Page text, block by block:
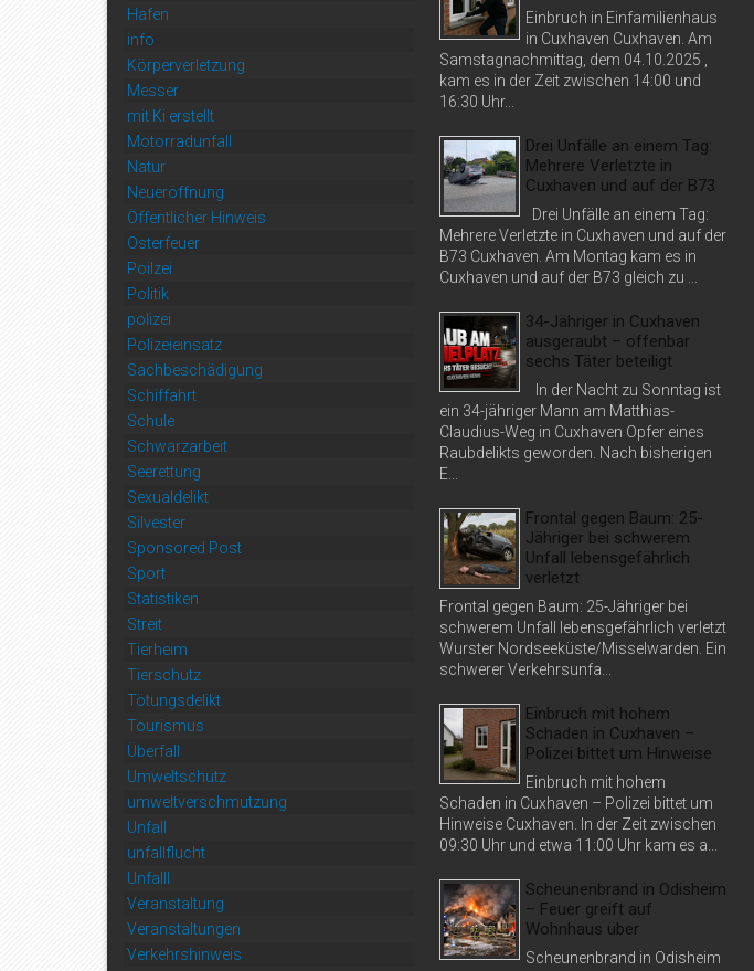
Hafen
info
Körperverletzung
Messer
mit Ki erstellt
Motorradunfall
Natur
Neueröffnung
Öffentlicher Hinweis
Osterfeuer
Poilzei
Politik
polizei
Polizeieinsatz
Sachbeschädigung
Schiffahrt
Schule
Schwarzarbeit
Seerettung
Sexualdelikt
Silvester
Sponsored Post
Sport
Statistiken
Streit
Tierheim
Tierschutz
Tötungsdelikt
Tourismus
Überfall
Umweltschutz
umweltverschmutzung
Unfall
unfallflucht
Unfalll
Veranstaltung
Veranstaltungen
Verkehrshinweis
Einbruch in Einfamilienhaus
in Cuxhaven Cuxhaven. Am
Samstagnachmittag, dem 04.10.2025 ,
kam es in der Zeit zwischen 14:00 und
16:30 Uhr...
Drei Unfälle an einem Tag:
Mehrere Verletzte in
Cuxhaven und auf der B73
Drei Unfälle an einem Tag:
Mehrere Verletzte in Cuxhaven und auf der
B73 Cuxhaven. Am Montag kam es in
Cuxhaven und auf der B73 gleich zu ...
34-Jähriger in Cuxhaven
ausgeraubt – offenbar
sechs Täter beteiligt
In der Nacht zu Sonntag ist
ein 34-jähriger Mann am Matthias-
Claudius-Weg in Cuxhaven Opfer eines
Raubdelikts geworden. Nach bisherigen
E...
Frontal gegen Baum: 25-
Jähriger bei schwerem
Unfall lebensgefährlich
verletzt
Frontal gegen Baum: 25-Jähriger bei
schwerem Unfall lebensgefährlich verletzt
Wurster Nordseeküste/Misselwarden. Ein
schwerer Verkehrsunfa...
Einbruch mit hohem
Schaden in Cuxhaven –
Polizei bittet um Hinweise
Einbruch mit hohem
Schaden in Cuxhaven – Polizei bittet um
Hinweise Cuxhaven. In der Zeit zwischen
09:30 Uhr und etwa 11:00 Uhr kam es a...
Scheunenbrand in Odisheim
– Feuer greift auf
Wohnhaus über
Scheunenbrand in Odisheim